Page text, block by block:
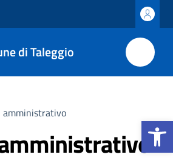
Apri la
di Taleggio
amministrativo